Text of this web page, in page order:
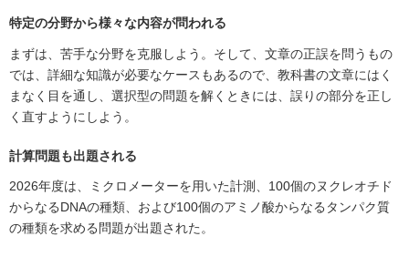
特定の分野から様々な内容が問われる
まずは、苦手な分野を克服しよう。そして、文章の正誤を問うもの
では、詳細な知識が必要なケースもあるので、教科書の文章にはく
まなく目を通し、選択型の問題を解くときには、誤りの部分を正し
く直すようにしよう。
計算問題も出題される
2026年度は、ミクロメーターを用いた計測、100個のヌクレオチド
からなるDNAの種類、および100個のアミノ酸からなるタンパク質
の種類を求める問題が出題された。